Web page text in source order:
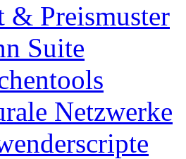
& Preismuster
Suite
Netzwerke